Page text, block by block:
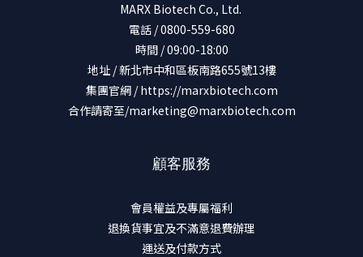
MARX Biotech Co., Ltd.
電話 / 0800-559-680
時間 / 09:00-18:00
地址 / 新北市中和區板南路655號13樓
集團官網 /https://marxbiotech.com
合作請寄至/marketing@marxbiotech.com
顧客服務
會員權益及專屬福利
退換貨事宜及不滿意退費辦理
運送及付款方式